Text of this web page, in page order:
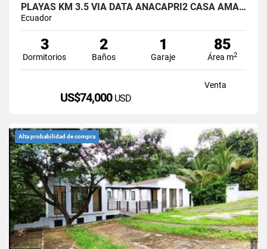
PLAYAS KM 3.5 VIA DATA ANACAPRI2 CASA AMABLADA EN VENTA
Ecuador
3
Dormitorios
2
Baños
1
Garaje
85
Área m2
Venta
US$74,000 USD
Alta probabilidad de compra